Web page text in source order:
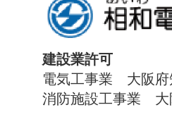
建設業許可
電気工事業 大阪府
消防施設工事業 大